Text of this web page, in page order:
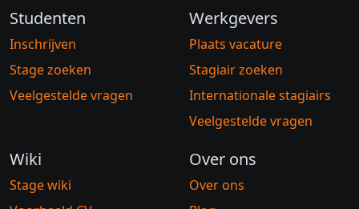
Studenten
Inschrijven
Stage zoeken
Veelgestelde vragen
Werkgevers
Plaats vacature
Stagiair zoeken
Internationale stagiairs
Veelgestelde vragen
Wiki
Stage wiki
Over ons
Over ons